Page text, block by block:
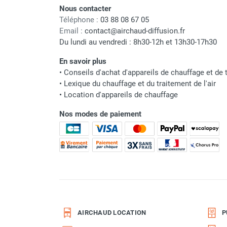
Parasol chauffant et radiant
infrarouge sur mât
Parasol chauffant à gaz
mât électrique
Chauffe terrasse aux pellets
Chauffage infrarouge fixe mur et
plafond
Chauffage radiant électrique
Chauffage Infrarouge électrique fixe
Panneau rayonnant
Lustre infrarouge électrique
Chauffage radiant tube suspendu
au gaz
Code EAN
Nous contacter
Téléphone : 03 88 08 67 05
Email : contact@airchaud-diffusion.fr
Du lundi au vendredi : 8h30-12h et 13h30-17h30
En savoir plus
• Conseils d'achat d'appareils de chauffage et de
• Lexique du chauffage et du traitement de l'air
• Location d'appareils de chauffage
Nos modes de paiement
AIRCHAUD LOCATION